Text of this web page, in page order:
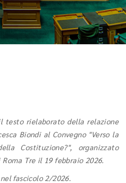
testo rielaborato della relazione
Biondi al Convegno "Verso la
Costituzione?", organizzato
Tre il 19 febbraio 2026.
fascicolo 2/2026.